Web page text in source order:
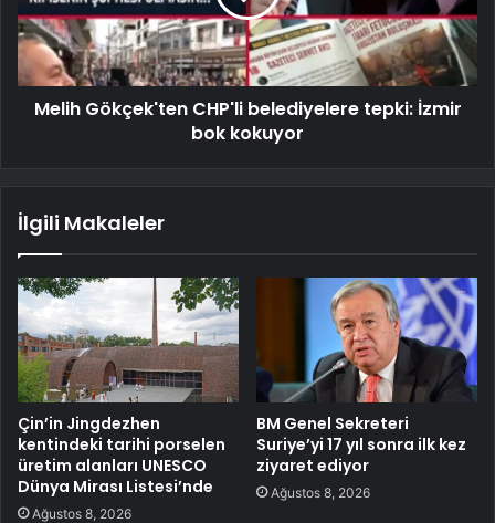
Melih Gökçek'ten CHP'li belediyelere tepki: İzmir
bok kokuyor
İlgili Makaleler
Çin’in Jingdezhen
kentindeki tarihi porselen
üretim alanları UNESCO
Dünya Mirası Listesi’nde
Ağustos 8, 2026
BM Genel Sekreteri
Suriye’yi 17 yıl sonra ilk kez
ziyaret ediyor
Ağustos 8, 2026